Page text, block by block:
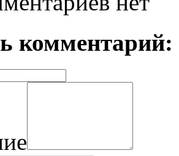
комментарий: